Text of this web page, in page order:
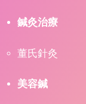
鍼灸治療
董氏針灸
美容鍼